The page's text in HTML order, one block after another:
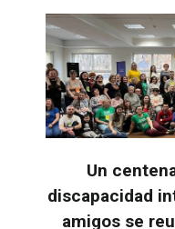
Un
discapacidad
amigos se